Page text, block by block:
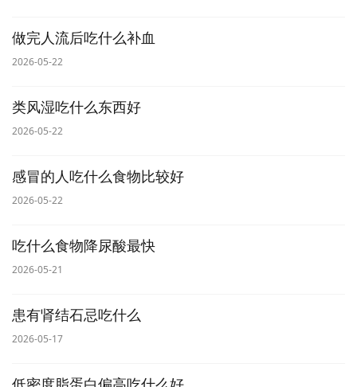
做完人流后吃什么补血
2026-05-22
类风湿吃什么东西好
2026-05-22
感冒的人吃什么食物比较好
2026-05-22
吃什么食物降尿酸最快
2026-05-21
患有肾结石忌吃什么
2026-05-17